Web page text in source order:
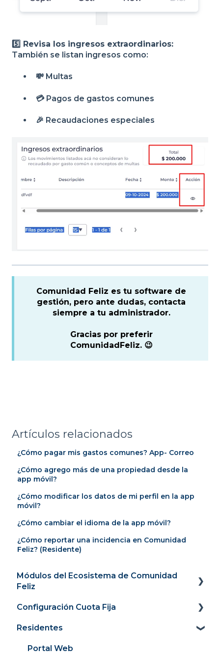
5️⃣ Revisa los ingresos extraordinarios:
También se listan ingresos como:
💸 Multas
💳 Pagos de gastos comunes
🎉 Recaudaciones especiales
Comunidad Feliz es tu software de
gestión, pero ante dudas, contacta
siempre a tu administrador.
Gracias por preferir
ComunidadFeliz. 😉
Artículos relacionados
¿Cómo pagar mis gastos comunes? App- Correo
¿Cómo agrego más de una propiedad desde la
app móvil?
¿Cómo modificar los datos de mi perfil en la app
móvil?
¿Cómo cambiar el idioma de la app móvil?
¿Cómo reportar una incidencia en Comunidad
Feliz? (Residente)
Módulos del Ecosistema de Comunidad
Feliz
Panel
Cobranza y recaudación
Comunidad conectada
Configuración Cuota Fija
Panel
Recaudación
Residentes
Portal Web